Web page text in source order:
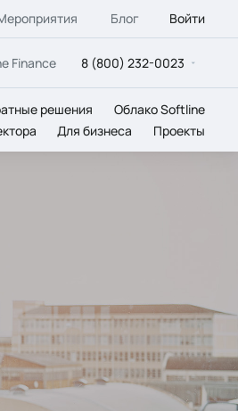
Блог Войти
Finance 8 (800) 232-0023
решения
Облако Softline
Для бизнеса Проекты